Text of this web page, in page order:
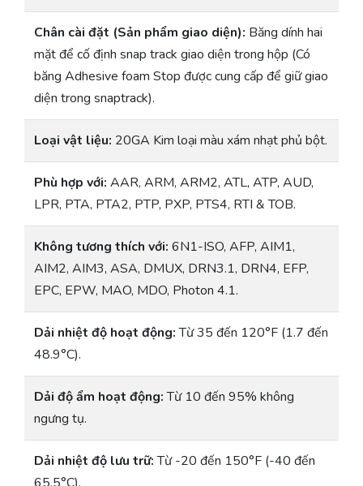
Chân cài đặt (Sản phẩm giao diện): Băng dính hai
mặt để cố định snap track giao diện trong hộp (Có
băng Adhesive foam Stop được cung cấp để giữ giao
diện trong snaptrack).
Loại vật liệu: 20GA Kim loại màu xám nhạt phủ bột.
Phù hợp với: AAR, ARM, ARM2, ATL, ATP, AUD,
LPR, PTA, PTA2, PTP, PXP, PTS4, RTI & TOB.
Không tương thích với: 6N1-ISO, AFP, AIM1,
AIM2, AIM3, ASA, DMUX, DRN3.1, DRN4, EFP,
EPC, EPW, MAO, MDO, Photon 4.1.
Dải nhiệt độ hoạt động:Từ 35 đến 120°F (1.7 đến
48.9°C).
Dải độ ẩm hoạt động:Từ 10 đến 95% không
ngưng tụ.
Dải nhiệt độ lưu trữ:Từ -20 đến 150°F (-40 đến